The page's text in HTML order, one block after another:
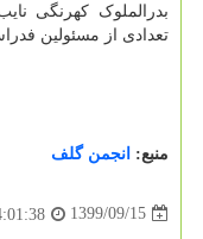
بدرالملوک کهرنگی
تعدادی از مسئولین
منبع: انجمن گلف
1399/09/15